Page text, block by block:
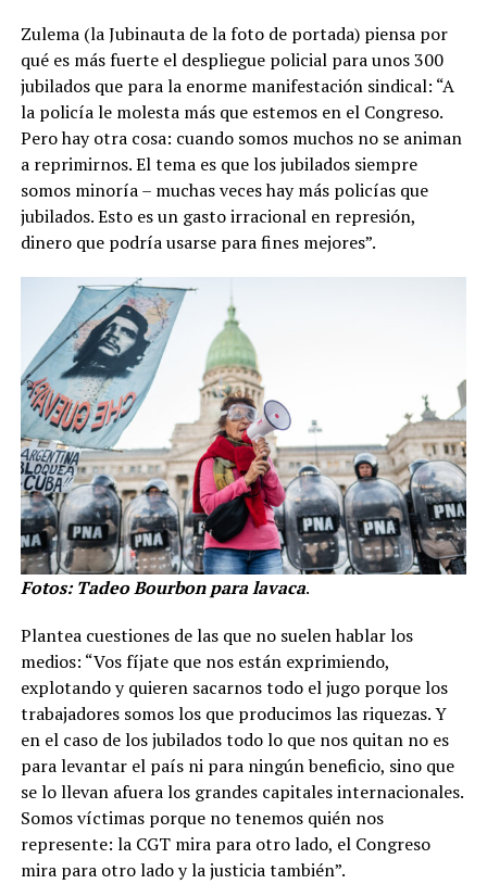
Zulema (la Jubinauta de la foto de portada) piensa por
qué es más fuerte el despliegue policial para unos 300
jubilados que para la enorme manifestación sindical: “A
la policía le molesta más que estemos en el Congreso.
Pero hay otra cosa: cuando somos muchos no se animan
a reprimirnos. El tema es que los jubilados siempre
somos minoría – muchas veces hay más policías que
jubilados. Esto es un gasto irracional en represión,
dinero que podría usarse para fines mejores”.
Fotos: Tadeo Bourbon para lavaca.
Plantea cuestiones de las que no suelen hablar los
medios: “Vos fíjate que nos están exprimiendo,
explotando y quieren sacarnos todo el jugo porque los
trabajadores somos los que producimos las riquezas. Y
en el caso de los jubilados todo lo que nos quitan no es
para levantar el país ni para ningún beneficio, sino que
se lo llevan afuera los grandes capitales internacionales.
Somos víctimas porque no tenemos quién nos
represente: la CGT mira para otro lado, el Congreso
mira para otro lado y la justicia también”.